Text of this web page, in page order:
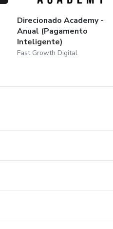
Direcionado Academy -
Anual (Pagamento
Inteligente)
Fast Growth Digital